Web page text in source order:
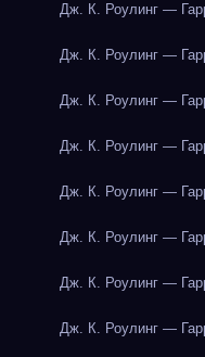
Дж. К. Роулинг —
Дж. К. Роулинг —
Дж. К. Роулинг —
Дж. К. Роулинг —
Дж. К. Роулинг —
Дж. К. Роулинг —
Дж. К. Роулинг —
Дж. К. Роулинг —